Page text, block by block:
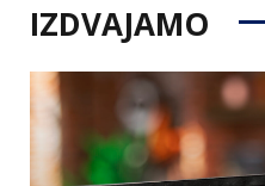
IZDVAJAMO